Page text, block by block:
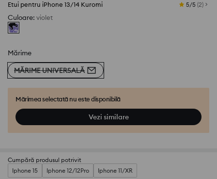
Etui pentru iPhone 13/14 Kuromi 5/5 (2)
Culoare: violet
Mărime
MĂRIME UNIVERSALĂ
Mărimea selectată nu este disponibilă
Vezi similare
Cumpără produsul potrivit
Iphone 15
Iphone 12/12Pro Iphone 11/XR